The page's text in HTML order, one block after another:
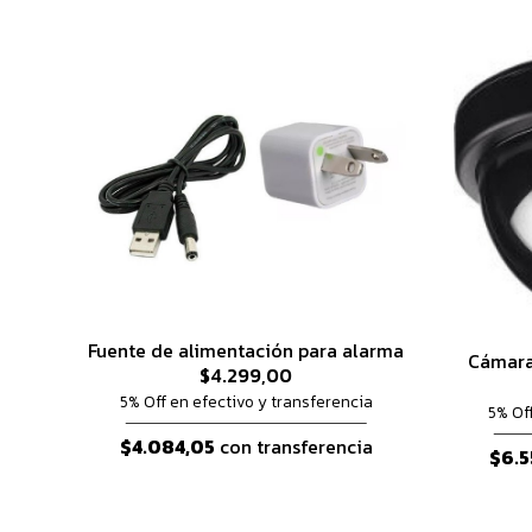
Fuente de alimentación para alarma
$4.299,00
5% Off en efectivo y transferencia
$4.084,05 con transferencia
5%